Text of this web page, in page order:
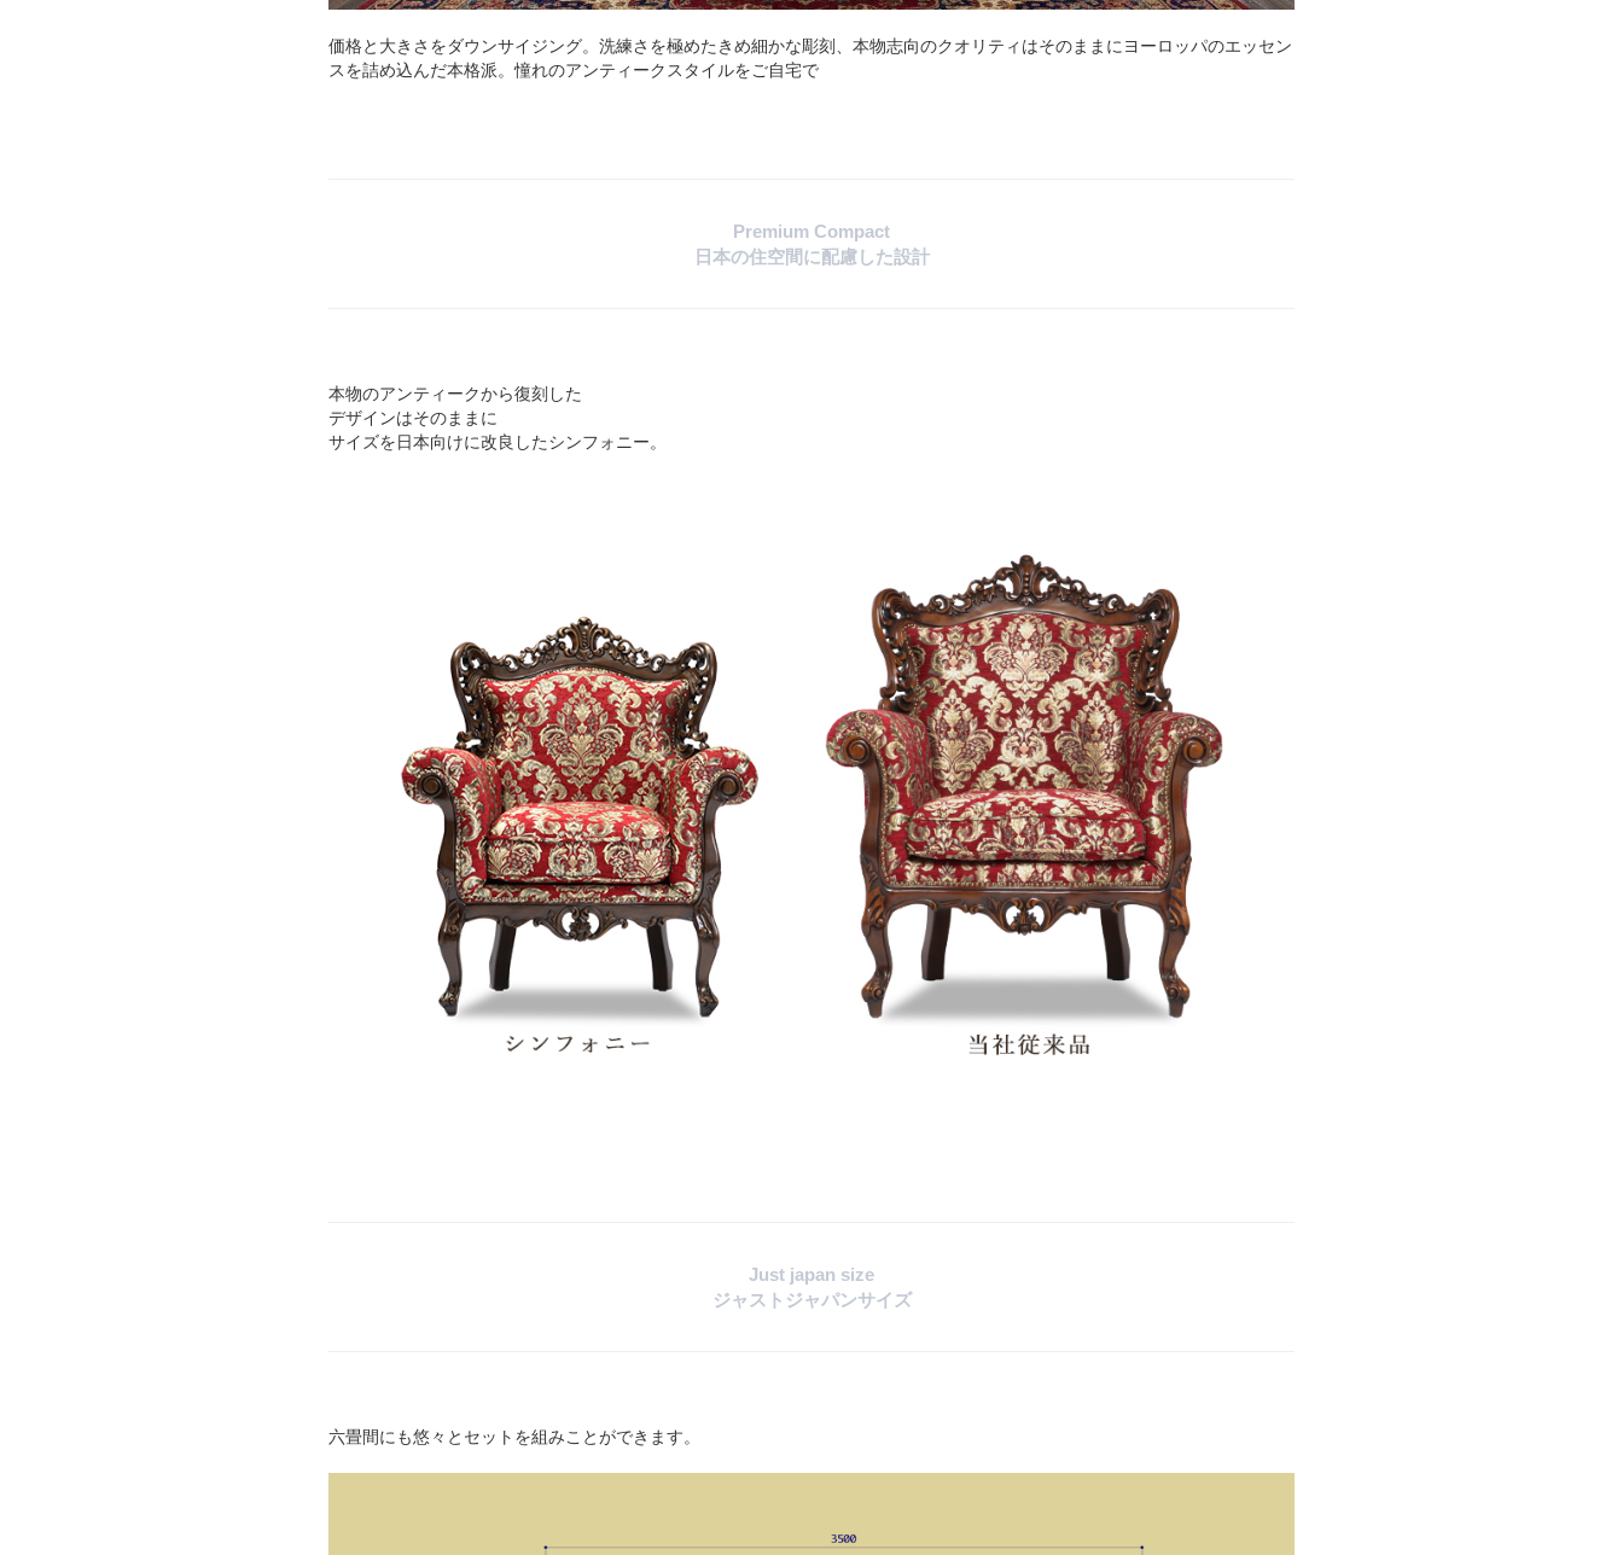
価格と大きさをダウンサイジング。洗練さを極めたきめ細かな彫刻、本物志向のクオリティはそのままにヨーロッパのエッセン
スを詰め込んだ本格派。憧れのアンティークスタイルをご自宅で
Premium Compact
日本の住空間に配慮した設計
本物のアンティークから復刻した
デザインはそのままに
サイズを日本向けに改良したシンフォニー。
Just japan size
ジャストジャパンサイズ
六畳間にも悠々とセットを組みことができます。